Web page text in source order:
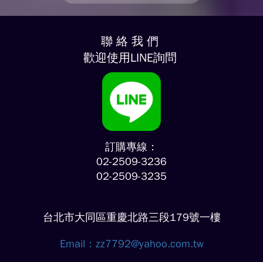
聯 絡 我 們
歡迎使用LINE詢問
訂購專線：
02-2509-3236
02-2509-3235
台北市大同區重慶北路三段179號一樓
Email： zz7792@yahoo.com.tw